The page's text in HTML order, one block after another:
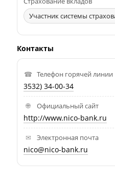
Участник системы
Контакты
Телефон горячей линии
3532) 34-00-34
Официальный сайт
http://www.nico-bank.ru
Электронная почта
nico@nico-bank.ru